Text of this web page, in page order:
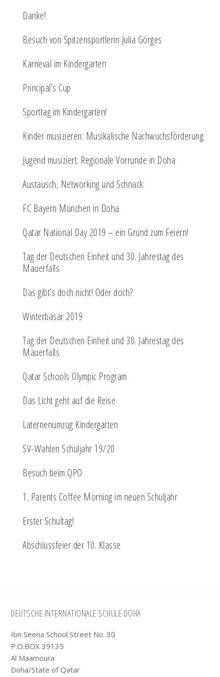
Danke!
Besuch von Spitzensportlerin Julia Görges
Karneval im Kindergarten
Principal’s Cup
Sporttag im Kindergarten!
Kinder musizieren: Musikalische Nachwuchsförderung
Jugend musiziert: Regionale Vorrunde in Doha
Austausch, Networking und Schnack
FC Bayern München in Doha
Qatar National Day 2019 – ein Grund zum Feiern!
Tag der Deutschen Einheit und 30. Jahrestag des
Mauerfalls
Das gibt’s doch nicht! Oder doch?
Winterbasar 2019
Tag der Deutschen Einheit und 30. Jahrestag des
Mauerfalls
Qatar Schools Olympic Program
Das Licht geht auf die Reise
Laternenumzug Kindergarten
SV-Wahlen Schuljahr 19/20
Besuch beim QPO
1. Parents Coffee Morning im neuen Schuljahr
Erster Schultag!
Abschlussfeier der 10. Klasse
Footer
DEUTSCHE INTERNATIONALE SCHULE DOHA
Ibn Seena School Street No. 30
P.O.BOX 39135
Al Maamoura
Doha/State of Qatar